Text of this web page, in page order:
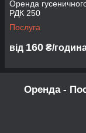
Оренда
РДК 250
Послуга
від 160 ₴/
Оренда -